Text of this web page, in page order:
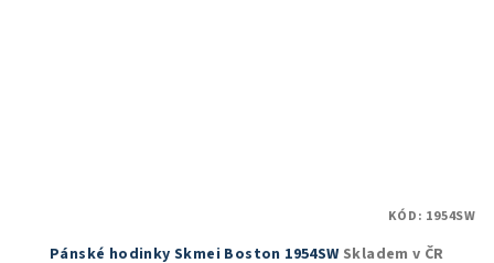
Pánské hodinky Skmei Boston 1954SW Skladem v ČR
KÓD: 1954SW